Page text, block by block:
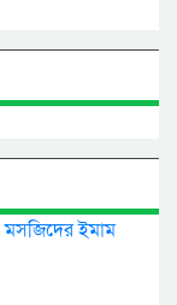
মসজিদের ইমাম